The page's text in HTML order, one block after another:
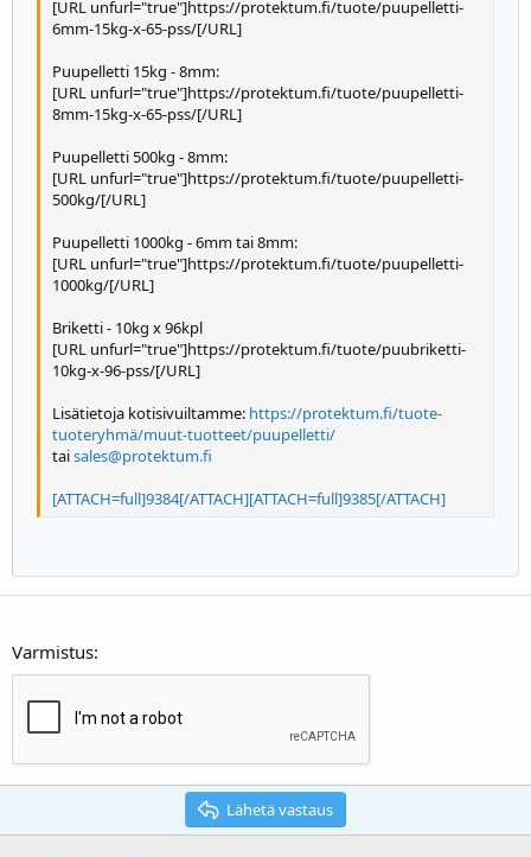
22
Times New Roman
Verdana
[URL unfurl="true"]https://protektum.fi/tuote/puupelletti-
6mm-15kg-x-65-pss/[/URL]
Puupelletti 15kg - 8mm:
[URL unfurl="true"]https://protektum.fi/tuote/puupelletti-
8mm-15kg-x-65-pss/[/URL]
Puupelletti 500kg - 8mm:
[URL unfurl="true"]https://protektum.fi/tuote/puupelletti-
500kg/[/URL]
Puupelletti 1000kg - 6mm tai 8mm:
[URL unfurl="true"]https://protektum.fi/tuote/puupelletti-
1000kg/[/URL]
Briketti - 10kg x 96kpl
[URL unfurl="true"]https://protektum.fi/tuote/puubriketti-
10kg-x-96-pss/[/URL]
Lisätietoja kotisivuiltamme: https://protektum.fi/tuote-
tuoteryhmä/muut-tuotteet/puupelletti/
taisales@protektum.fi
[ATTACH=full]9384[/ATTACH][ATTACH=full]9385[/ATTACH]
Varmistus
Lähetä vastaus